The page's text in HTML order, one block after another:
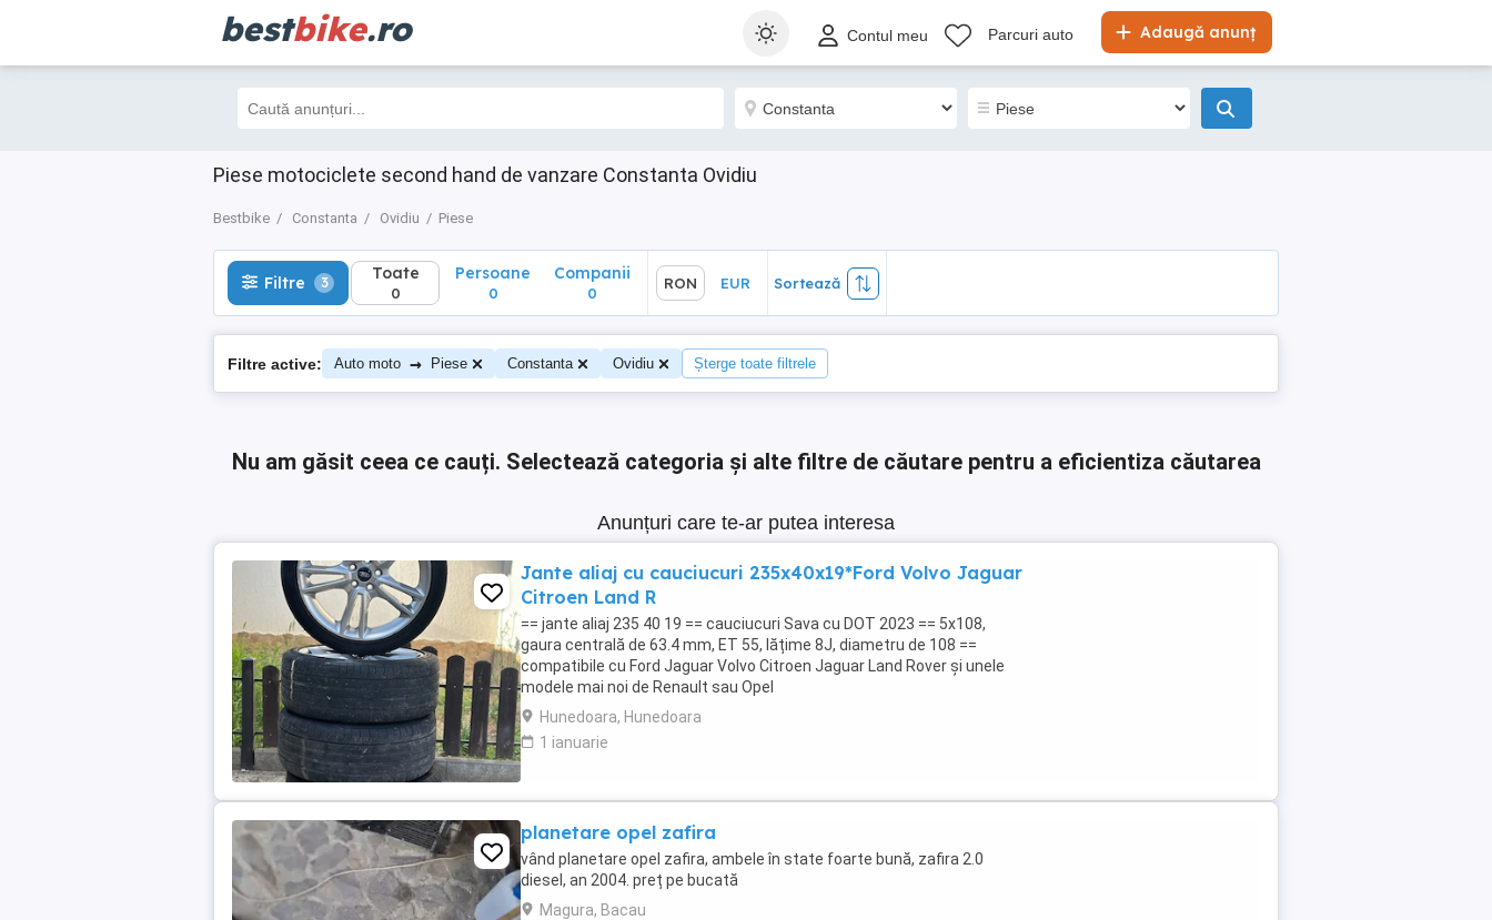
bestbike.ro Adaugă anunț
Contul meu Parcuri auto
Piese motociclete second hand de vanzare Constanta Ovidiu
Bestbike Constanta Ovidiu Piese
Filtre 3 Toate
0
Sortează
Filtre 3 Toate
0
Persoane
0
Companii
0
RON EUR Sortează
Filtre active: Auto moto → Piese Constanta Ovidiu Șterge toate filtrele
Nu am găsit ceea ce cauți. Selectează categoria și alte filtre de căutare pentru a eficientiza căutarea
Anunțuri care te-ar putea interesa
Jante aliaj cu cauciucuri 235x40x19*Ford Volvo Jaguar
Citroen Land R
== jante aliaj 235 40 19 == cauciucuri Sava cu DOT 2023 == 5x108,
gaura centrală de 63.4 mm, ET 55, lățime 8J, diametru de 108 ==
compatibile cu Ford Jaguar Volvo Citroen Jaguar Land Rover și unele
modele mai noi de Renault sau Opel
Hunedoara, Hunedoara
1 ianuarie
planetare opel zafira
vând planetare opel zafira, ambele în state foarte bună, zafira 2.0
diesel, an 2004. preț pe bucată
Magura, Bacau